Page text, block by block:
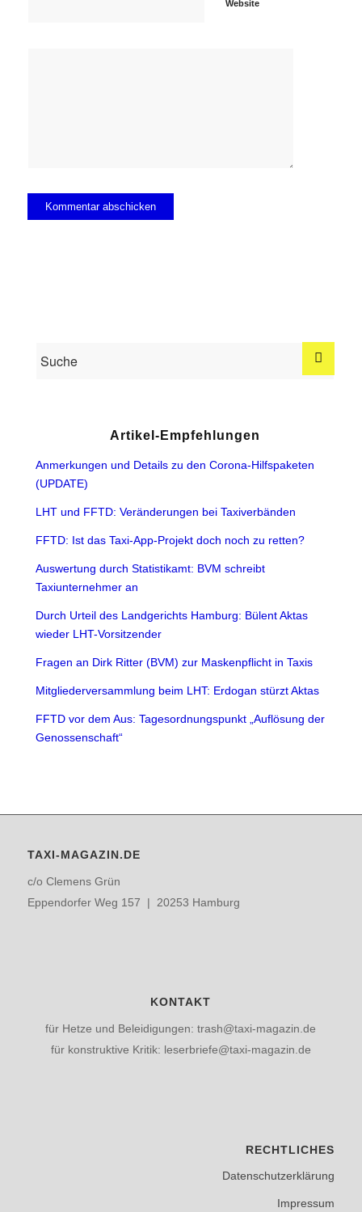
Website
Artikel-Empfehlungen
Anmerkungen und Details zu den Corona-Hilfspaketen
(UPDATE)
LHT und FFTD: Veränderungen bei Taxiverbänden
FFTD: Ist das Taxi-App-Projekt doch noch zu retten?
Auswertung durch Statistikamt: BVM schreibt
Taxiunternehmer an
Durch Urteil des Landgerichts Hamburg: Bülent Aktas
wieder LHT-Vorsitzender
Fragen an Dirk Ritter (BVM) zur Maskenpflicht in Taxis
Mitgliederversammlung beim LHT: Erdogan stürzt Aktas
FFTD vor dem Aus: Tagesordnungspunkt „Auflösung der
Genossenschaft“
TAXI-MAGAZIN.DE
c/o Clemens Grün
Eppendorfer Weg 157 | 20253 Hamburg
KONTAKT
für Hetze und Beleidigungen: trash@taxi-magazin.de
für konstruktive Kritik: leserbriefe@taxi-magazin.de
RECHTLICHES
Datenschutzerklärung
Impressum